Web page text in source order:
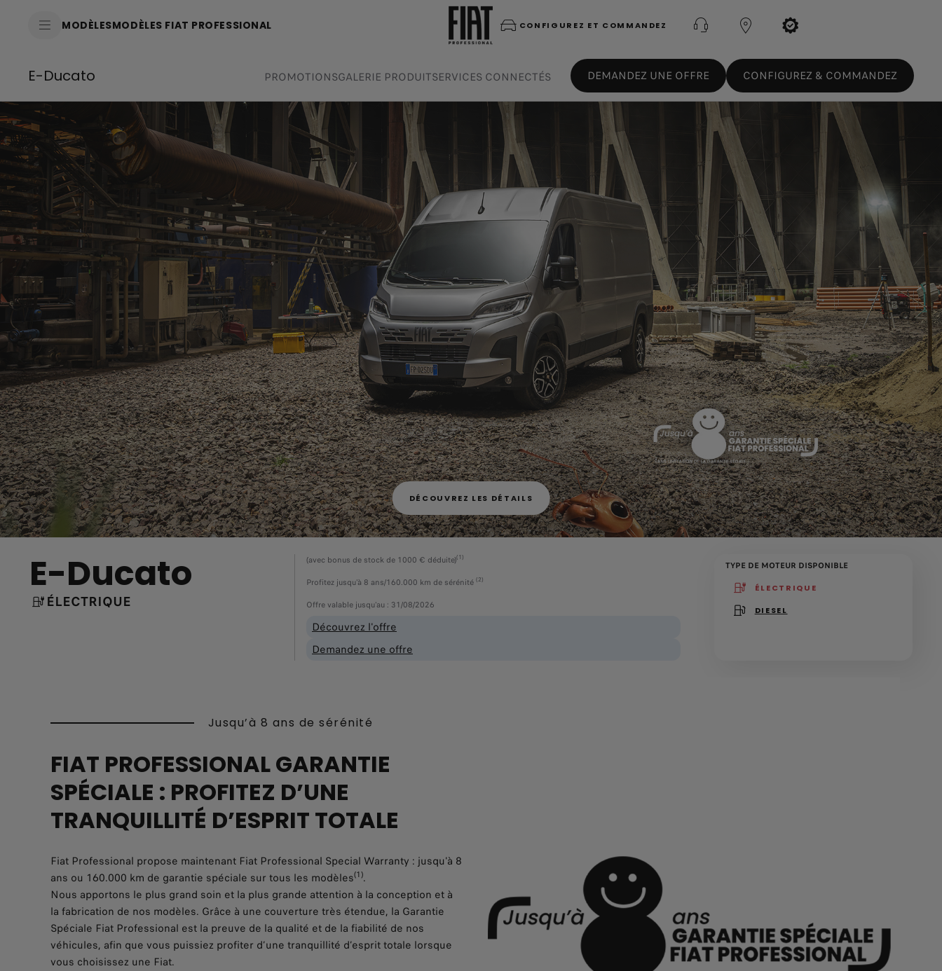
MODÈLESMODÈLES FIAT PROFESSIONAL CONFIGUREZ ET COMMANDEZ
E-Ducato PROMOTIONSGALERIE PRODUITSERVICES CONNECTÉS DEMANDEZ UNE OFFRE CONFIGUREZ & COMMANDEZ
DÉCOUVREZ LES DÉTAILS
E-Ducato
ÉLECTRIQUE
(avec bonus de stock de 1000 € déduite)(1)
Profitez jusqu'à 8 ans/160.000 km de sérénité (2)
Offre valable jusqu'au : 31/08/2026
Découvrez l'offre
Demandez une offre
TYPE DE MOTEUR DISPONIBLE
ÉLECTRIQUE
DIESEL
Jusqu’à 8 ans de sérénité
FIAT PROFESSIONAL GARANTIE
SPÉCIALE : PROFITEZ D’UNE
TRANQUILLITÉ D’ESPRIT TOTALE
Fiat Professional propose maintenant Fiat Professional Special Warranty : jusqu'à 8
ans ou 160.000 km de garantie spéciale sur tous les modèles(1).
Nous apportons le plus grand soin et la plus grande attention à la conception et à
la fabrication de nos modèles. Grâce à une couverture très étendue, la Garantie
Spéciale Fiat Professional est la preuve de la qualité et de la fiabilité de nos
véhicules, afin que vous puissiez profiter d’une tranquillité d’esprit totale lorsque
vous choisissez une Fiat.